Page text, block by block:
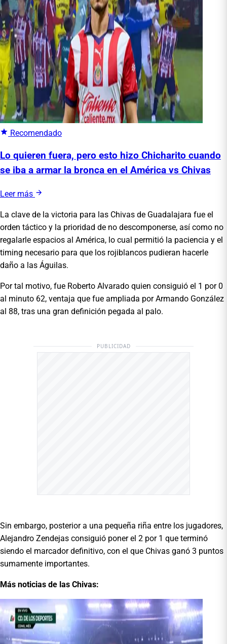
Recomendado
Lo quieren fuera, pero esto hizo Chicharito cuando
se iba a armar la bronca en el América vs Chivas
Leer más
La clave de la victoria para las Chivas de Guadalajara fue el
orden táctico y la prioridad de no descomponerse, así como no
regalarle espacios al América, lo cual permitió la paciencia y el
timing necesario para que los rojiblancos pudieran hacerle
daño a las Águilas.
Por tal motivo, fue Roberto Alvarado quien consiguió el 1 por 0
al minuto 62, ventaja que fue ampliada por Armando González
al 88, tras una gran definición pegada al palo.
PUBLICIDAD
Sin embargo, posterior a una pequeña riña entre los jugadores,
Alejandro Zendejas consiguió poner el 2 por 1 que terminó
siendo el marcador definitivo, con el que Chivas ganó 3 puntos
sumamente importantes.
Más noticias de las Chivas: